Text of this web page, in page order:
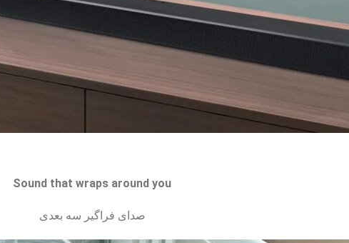
Sound that wraps around you
صدای فراگیر سه بعدی